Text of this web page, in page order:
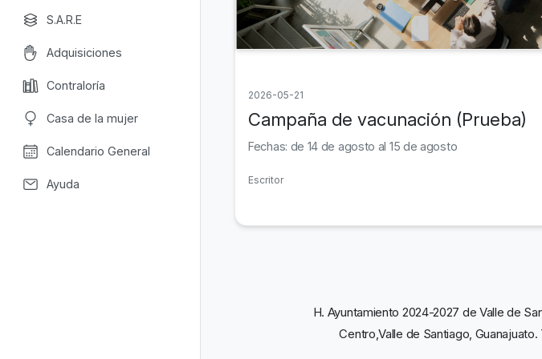
S.A.R.E
Adquisiciones
Contraloría
Casa de la mujer
Calendario General
Ayuda
2026-05-21
Campaña de vacunación (Prueba)
Fechas: de 14 de agosto al 15 de agosto
Escritor
H. Ayuntamiento 2024-2027 de Valle de
Centro,Valle de Santiago,